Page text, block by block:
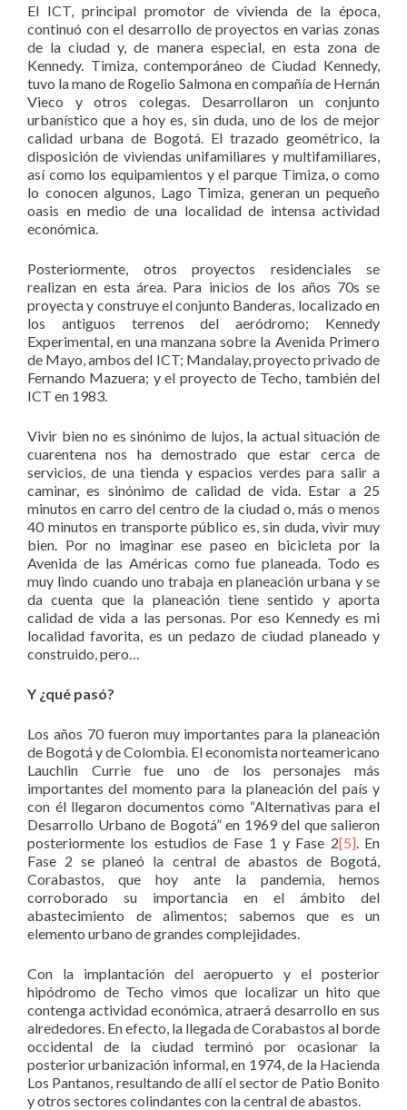
El ICT, principal promotor de vivienda de la época,
continuó con el desarrollo de proyectos en varias zonas
de la ciudad y, de manera especial, en esta zona de
Kennedy. Timiza, contemporáneo de Ciudad Kennedy,
tuvo la mano de Rogelio Salmona en compañía de Hernán
Vieco y otros colegas. Desarrollaron un conjunto
urbanístico que a hoy es, sin duda, uno de los de mejor
calidad urbana de Bogotá. El trazado geométrico, la
disposición de viviendas unifamiliares y multifamiliares,
así como los equipamientos y el parque Timiza, o como
lo conocen algunos, Lago Timiza, generan un pequeño
oasis en medio de una localidad de intensa actividad
económica.
Posteriormente, otros proyectos residenciales se
realizan en esta área. Para inicios de los años 70s se
proyecta y construye el conjunto Banderas, localizado en
los antiguos terrenos del aeródromo; Kennedy
Experimental, en una manzana sobre la Avenida Primero
de Mayo, ambos del ICT; Mandalay, proyecto privado de
Fernando Mazuera; y el proyecto de Techo, también del
ICT en 1983.
Vivir bien no es sinónimo de lujos, la actual situación de
cuarentena nos ha demostrado que estar cerca de
servicios, de una tienda y espacios verdes para salir a
caminar, es sinónimo de calidad de vida. Estar a 25
minutos en carro del centro de la ciudad o, más o menos
40 minutos en transporte público es, sin duda, vivir muy
bien. Por no imaginar ese paseo en bicicleta por la
Avenida de las Américas como fue planeada. Todo es
muy lindo cuando uno trabaja en planeación urbana y se
da cuenta que la planeación tiene sentido y aporta
calidad de vida a las personas. Por eso Kennedy es mi
localidad favorita, es un pedazo de ciudad planeado y
construido, pero…
Y ¿qué pasó?
Los años 70 fueron muy importantes para la planeación
de Bogotá y de Colombia. El economista norteamericano
Lauchlin Currie fue uno de los personajes más
importantes del momento para la planeación del país y
con él llegaron documentos como “Alternativas para el
Desarrollo Urbano de Bogotá” en 1969 del que salieron
posteriormente los estudios de Fase 1 y Fase 2[5]. En
Fase 2 se planeó la central de abastos de Bogotá,
Corabastos, que hoy ante la pandemia, hemos
corroborado su importancia en el ámbito del
abastecimiento de alimentos; sabemos que es un
elemento urbano de grandes complejidades.
Con la implantación del aeropuerto y el posterior
hipódromo de Techo vimos que localizar un hito que
contenga actividad económica, atraerá desarrollo en sus
alrededores. En efecto, la llegada de Corabastos al borde
occidental de la ciudad terminó por ocasionar la
posterior urbanización informal, en 1974, de la Hacienda
Los Pantanos, resultando de allí el sector de Patio Bonito
y otros sectores colindantes con la central de abastos.